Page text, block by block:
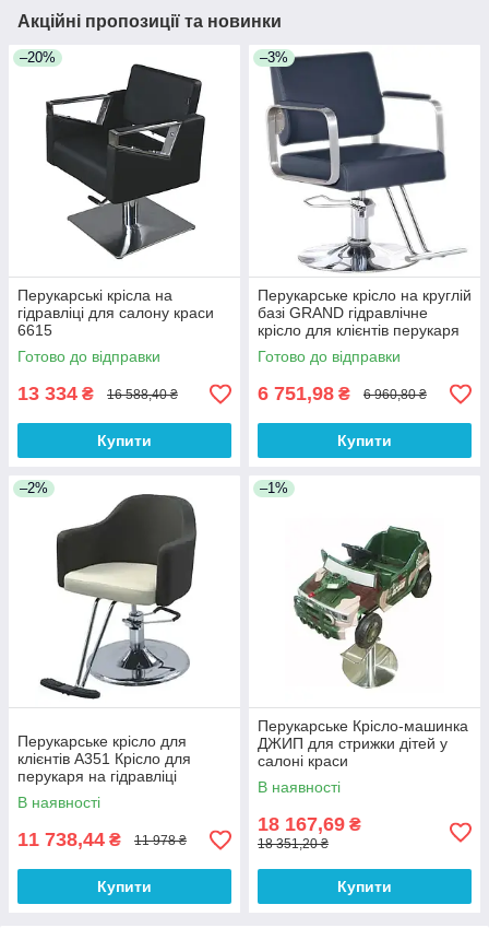
Акційні пропозиції та новинки
–20%
Перукарські крісла на
гідравліці для салону краси
6615
Готово до відправки
13 334 ₴ 16 588,40 ₴
Купити
–3%
Перукарське крісло на круглій
базі GRAND гідравлічне
крісло для клієнтів перукаря
Готово до відправки
6 751,98 ₴ 6 960,80 ₴
Купити
–2%
Перукарське крісло для
клієнтів А351 Крісло для
перукаря на гідравліці
В наявності
11 738,44 ₴ 11 978 ₴
Купити
–1%
Перукарське Крісло-машинка
ДЖИП для стрижки дітей у
салоні краси
В наявності
18 167,69 ₴
18 351,20 ₴
Купити